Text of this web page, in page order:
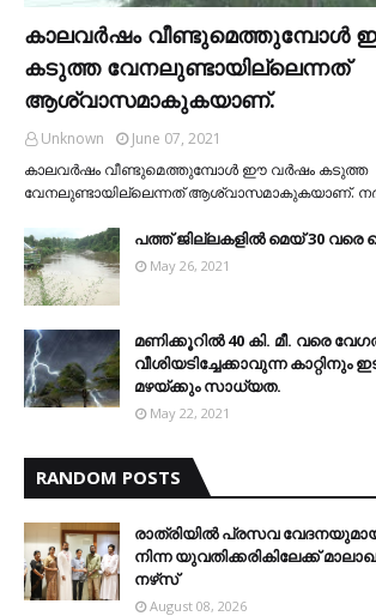
കാലവര്‍ഷം വീണ്ടുമെത്തുമ്പോള്‍
കടുത്ത വേനലുണ്ടായില്ലെന്നത്
ആശ്വാസമാകുകയാണ്.
Unknown
June 07, 2021
കാലവര്‍ഷം വീണ്ടുമെത്തുമ്പോള്‍ ഈ വര്‍ഷം കടുത്ത
വേനലുണ്ടായില്ലെന്നത് ആശ്വാസമാകുകയാണ്.
പത്ത് ജില്ലകളില്‍ മെയ് 30 വരെ
May 26, 2021
മണിക്കൂറിൽ 40 കി. മീ. വരെ
വീശിയടിച്ചേക്കാവുന്ന കാറ്റിനും
മഴയ്ക്കും സാധ്യത.
May 22, 2021
RANDOM POSTS
രാത്രിയില്‍ പ്രസവ
നിന്ന യുവതിക്കരികിലേക്ക്
നഴ്‌സ്
August 08, 2026